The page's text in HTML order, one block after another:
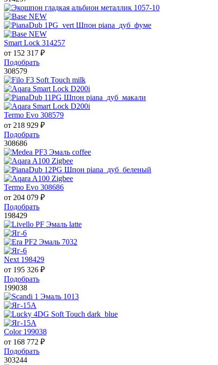
Smart Lock 314257
от 152 317 ₽
Подобрать
308579
Termo Evo 308579
от 218 929 ₽
Подобрать
308686
Termo Evo 308686
от 204 079 ₽
Подобрать
198429
Next 198429
от 195 326 ₽
Подобрать
199038
Color 199038
от 168 772 ₽
Подобрать
303244